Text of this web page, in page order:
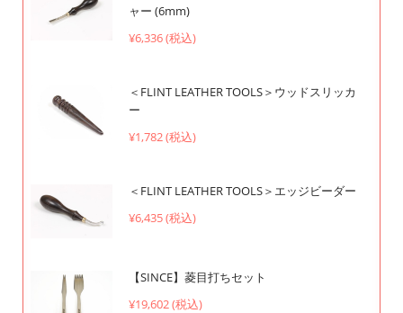
ャー (6mm)
¥6,336 (税込)
＜FLINT LEATHER TOOLS＞ウッドスリッカ
ー
¥1,782 (税込)
＜FLINT LEATHER TOOLS＞エッジビーダー
¥6,435 (税込)
【SINCE】菱目打ちセット
¥19,602 (税込)